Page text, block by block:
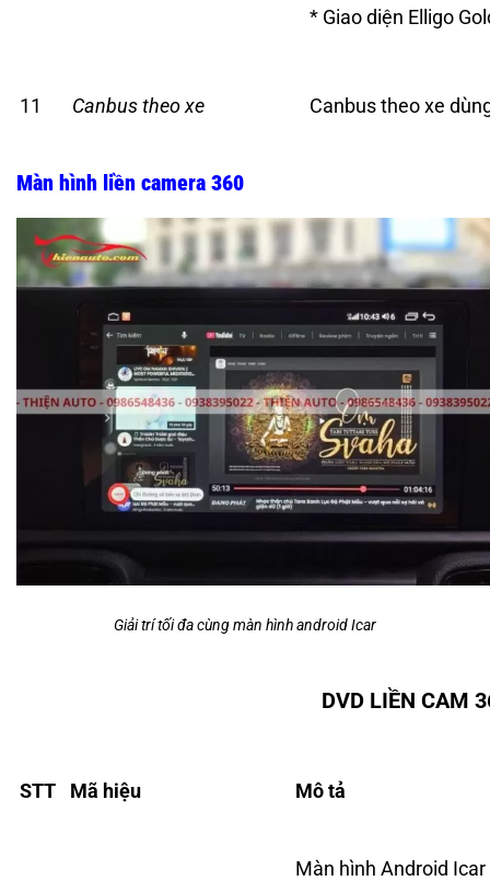
* Giao diện Elligo
11 Canbus theo xe Canbus theo xe
Màn hình liền camera 360
Giải trí tối đa cùng màn hình android Icar
DVD LIỀN CAM
STT Mã hiệu Mô tả
Màn hình Android Icar